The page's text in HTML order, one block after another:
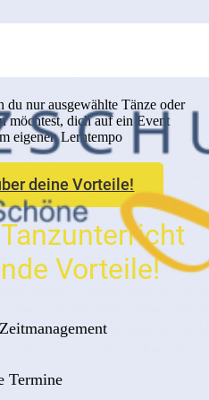
du nur ausgewählte Tänze oder
möchtest, dich auf ein Event
eigenen Lerntempo
deine Vorteile!
Vorteile!
Termine